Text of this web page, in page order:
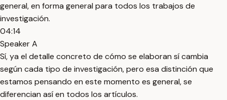
general, en forma general para todos los trabajos de
investigación.
04:14
Speaker A
Sí, ya el detalle concreto de cómo se elaboran sí cambia
según cada tipo de investigación, pero esa distinción que
estamos pensando en este momento es general, se
diferencian así en todos los artículos.